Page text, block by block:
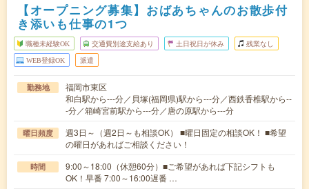
【オープニング募集】おばあちゃんのお散歩付
き添いも仕事の1つ
職種未経験OK 交通費別途支給あり 土日祝日が休み 残業なし
WEB登録OK 派遣
勤務地
福岡市東区
和白駅から---分／貝塚(福岡県)駅から---分／西鉄香椎駅から--
-分／箱崎宮前駅から---分／唐の原駅から---分
曜日頻度
週3日～（週2日～も相談OK） ■曜日固定の相談OK！ ■希望
の曜日があればご相談ください！
時間
9:00～18:00（休憩60分）■ご希望があれば下記シフトも
OK！早番 7:00～16:00遅番 …